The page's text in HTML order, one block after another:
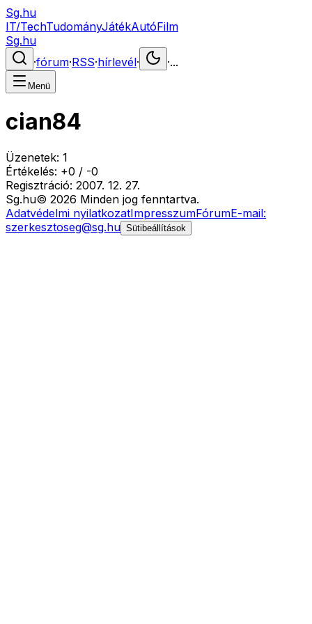
Sg.hu
IT/TechTudományJátékAutóFilm
Sg.hu
·fórum·RSS·hírlevél· ·...
Menü
cian84
Üzenetek: 1
Értékelés: +0 / -0
Regisztráció: 2007. 12. 27.
Sg.hu© 2026 Minden jog fenntartva.
Adatvédelmi nyilatkozatImpresszumFórumE-mail:
szerkesztoseg@sg.hu Sütibeállítások